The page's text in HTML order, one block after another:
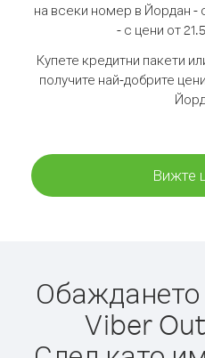
на всеки номер в Йордан -
- с цени от
Купете кредитни пакети
получите най-добрите
Вижте
Viber